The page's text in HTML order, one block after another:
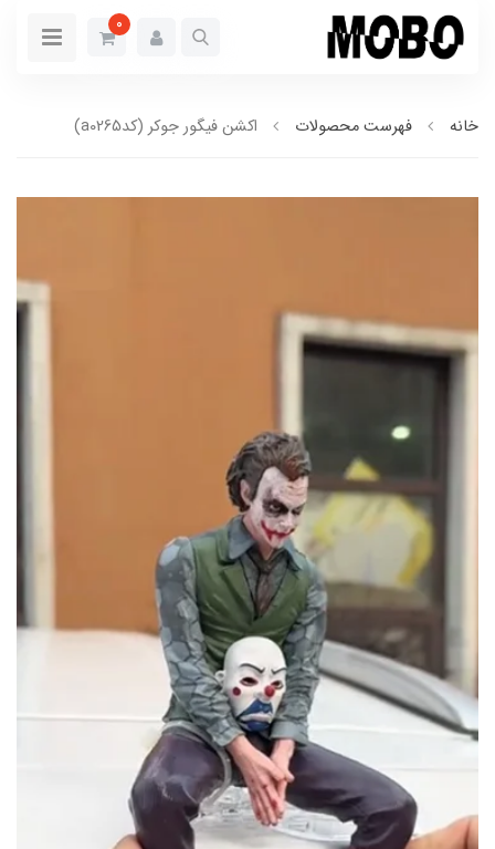
0
خانه فهرست محصولات اکشن فیگور جوکر (کدa0265)